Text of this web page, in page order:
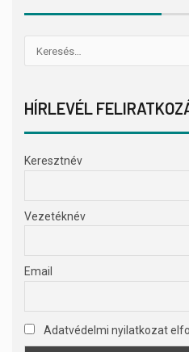
HÍRLEVÉL
Keresztnév
Vezetéknév
Email
Adatvédelmi nyilatkozat